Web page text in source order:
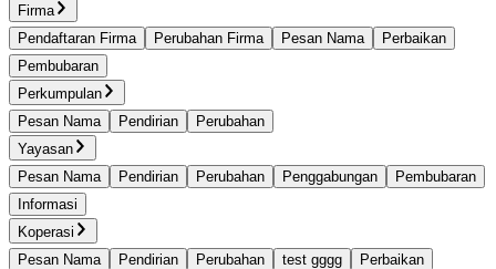
Firma
Pendaftaran Firma
Perubahan Firma Pesan Nama
Perbaikan
Pembubaran
Perkumpulan
Pesan Nama
Pendirian
Perubahan
Yayasan
Pesan Nama
Pendirian Perubahan Penggabungan
Pembubaran
Informasi
Koperasi
Pesan Nama
Pendirian Perubahan test gggg
Perbaikan